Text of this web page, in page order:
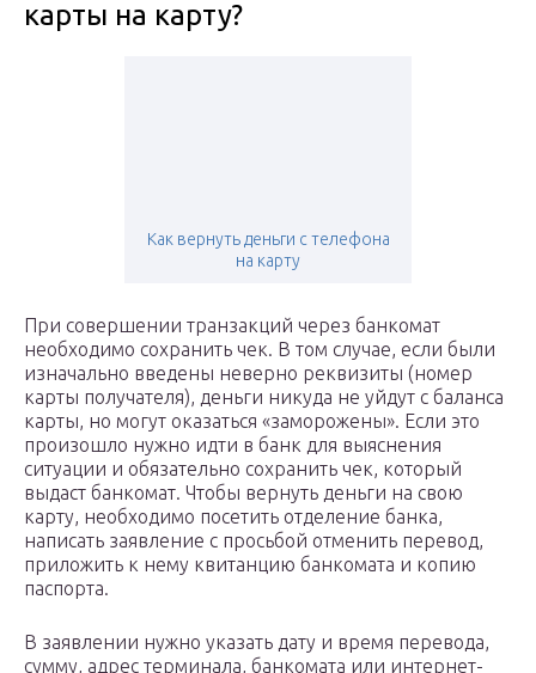
карты на карту?
Как вернуть деньги с телефона
на карту
При совершении транзакций через банкомат
необходимо сохранить чек. В том случае, если были
изначально введены неверно реквизиты (номер
карты получателя), деньги никуда не уйдут с баланса
карты, но могут оказаться «заморожены». Если это
произошло нужно идти в банк для выяснения
ситуации и обязательно сохранить чек, который
выдаст банкомат. Чтобы вернуть деньги на свою
карту, необходимо посетить отделение банка,
написать заявление с просьбой отменить перевод,
приложить к нему квитанцию банкомата и копию
паспорта.
В заявлении нужно указать дату и время перевода,
сумму, адрес терминала, банкомата или интернет-